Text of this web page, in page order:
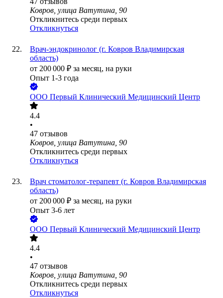
Ковров, улица Ватутина, 90
Откликнитесь среди первых
Откликнуться
Врач-эндокринолог (г. Ковров Владимирская
область)
от 200 000 ₽ за месяц, на руки
Опыт 1-3 года
ООО Первый Клинический Медицинский Центр
4.4
•
47 отзывов
Ковров, улица Ватутина, 90
Откликнитесь среди первых
Откликнуться
Врач стоматолог-терапевт (г. Ковров Владимирская
область)
от 200 000 ₽ за месяц, на руки
Опыт 3-6 лет
ООО Первый Клинический Медицинский Центр
4.4
•
47 отзывов
Ковров, улица Ватутина, 90
Откликнитесь среди первых
Откликнуться